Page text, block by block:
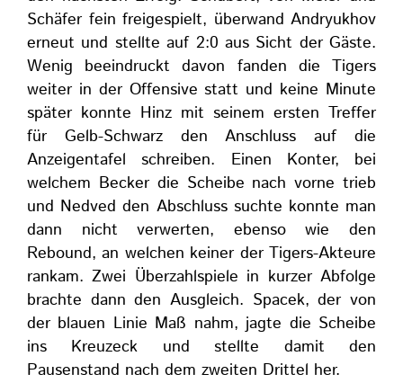
Schäfer fein freigespielt, überwand Andryukhov
erneut und stellte auf 2:0 aus Sicht der Gäste.
Wenig beeindruckt davon fanden die Tigers
weiter in der Offensive statt und keine Minute
später konnte Hinz mit seinem ersten Treffer
für Gelb-Schwarz den Anschluss auf die
Anzeigentafel schreiben. Einen Konter, bei
welchem Becker die Scheibe nach vorne trieb
und Nedved den Abschluss suchte konnte man
dann nicht verwerten, ebenso wie den
Rebound, an welchen keiner der Tigers-Akteure
rankam. Zwei Überzahlspiele in kurzer Abfolge
brachte dann den Ausgleich. Spacek, der von
der blauen Linie Maß nahm, jagte die Scheibe
ins Kreuzeck und stellte damit den
Pausenstand nach dem zweiten Drittel her.